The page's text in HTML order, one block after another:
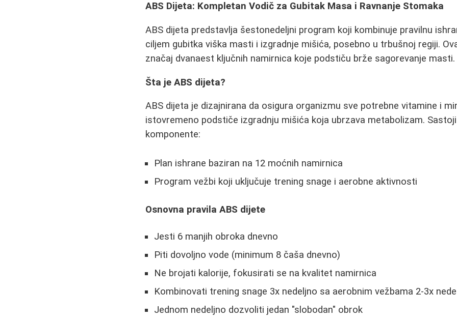
ABS Dijeta: Kompletan Vodič za Gubitak Masa i Ravnanje Stomaka
ABS dijeta predstavlja šestonedeljni program koji kombinuje pravilnu
ciljem gubitka viška masti i izgradnje mišića, posebno u trbušnoj regiji.
značaj dvanaest ključnih namirnica koje podstiču brže sagorevanje masti.
Šta je ABS dijeta?
ABS dijeta je dizajnirana da osigura organizmu sve potrebne vitamine i
istovremeno podstiče izgradnju mišića koja ubrzava metabolizam.
komponente:
Plan ishrane baziran na 12 moćnih namirnica
Program vežbi koji uključuje trening snage i aerobne aktivnosti
Osnovna pravila ABS dijete
Jesti 6 manjih obroka dnevno
Piti dovoljno vode (minimum 8 čaša dnevno)
Ne brojati kalorije, fokusirati se na kvalitet namirnica
Kombinovati trening snage 3x nedeljno sa aerobnim vežbama 2-3x
Jednom nedeljno dozvoliti jedan "slobodan" obrok